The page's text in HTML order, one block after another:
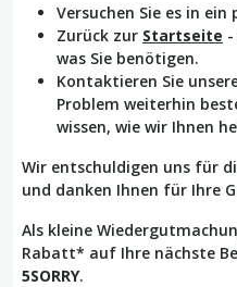
Versuchen Sie es in
Zurück zur Startseite
was Sie benötigen.
Kontaktieren Sie
Problem weiterhin
wissen, wie wir Ihnen
Wir entschuldigen uns für
und danken Ihnen für Ihre
Als kleine
Rabatt* auf Ihre nächste
5SORRY.